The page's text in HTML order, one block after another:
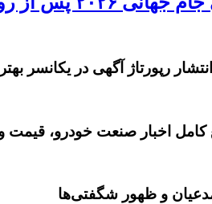
رپورتاژ آگهی در یکانسر
کامل اخبار صنعت خودرو، قیمت